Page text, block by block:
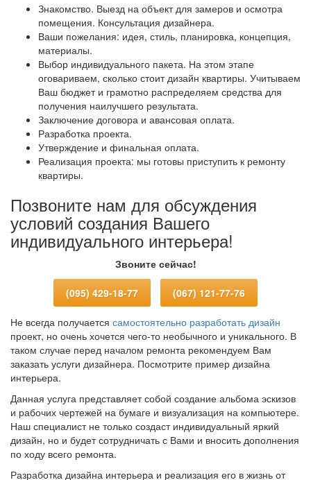
Знакомство. Выезд на объект для замеров и осмотра
помещения. Консультация дизайнера.
Ваши пожелания: идея, стиль, планировка, концепция,
материалы.
Выбор индивидуального пакета. На этом этапе
оговариваем, сколько стоит дизайн квартиры. Учитываем
Ваш бюджет и грамотно распределяем средства для
получения наилучшего результата.
Заключение договора и авансовая оплата.
Разработка проекта.
Утверждение и финальная оплата.
Реализация проекта: мы готовы приступить к ремонту
квартиры.
Позвоните нам для обсуждения
условий создания Вашего
индивидуального интерьера!
Звоните сейчас!
(095) 429-18-77 (067) 121-77-76
Не всегда получается самостоятельно разработать дизайн
проект, но очень хочется чего-то необычного и уникального. В
таком случае перед началом ремонта рекомендуем Вам
заказать услуги дизайнера. Посмотрите пример дизайна
интерьера.
Данная услуга представляет собой создание альбома эскизов
и рабочих чертежей на бумаге и визуализация на компьютере.
Наш специалист не только создаст индивидуальный яркий
дизайн, но и будет сотрудничать с Вами и вносить дополнения
по ходу всего ремонта.
Разработка дизайна интерьера и реализация его в жизнь от